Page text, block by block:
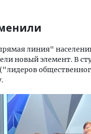
линия"
новый элемент. В